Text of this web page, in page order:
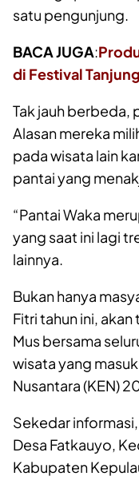
satu pengunjung.
BACA JUGA:
di Festival
Tak jauh berbeda,
Alasan mereka
pada wisata lain
pantai yang
“Pantai Waka
yang saat ini lagi
lainnya.
Bukan hanya
Fitri tahun ini,
Mus bersama
wisata yang
Nusantara (KEN)
Sekedar
Desa Fatkauyo,
Kabupaten